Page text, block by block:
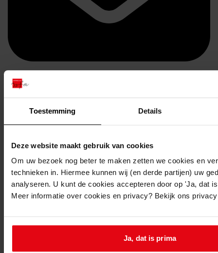
Toestemming Details
Deze website maakt gebruik van cookies
Om uw bezoek nog beter te maken zetten we cookies en
technieken in. Hiermee kunnen wij (en derde partijen) uw
analyseren. U kunt de cookies accepteren door op 'Ja, dat
Meer informatie over cookies en privacy? Bekijk ons
Ja, dat is prima